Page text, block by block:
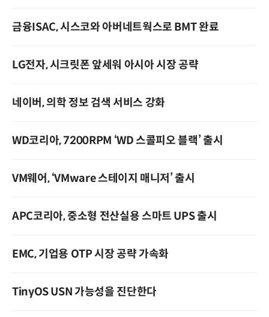
금융ISAC, 시스코와 아버네트웍스로 BMT 완료
LG전자, 시크릿폰 앞세워 아시아 시장 공략
네이버, 의학 정보 검색 서비스 강화
WD코리아, 7200RPM ‘WD 스콜피오 블랙’ 출시
VM웨어, ‘VMware 스테이지 매니저’ 출시
APC코리아, 중소형 전산실용 스마트 UPS 출시
EMC, 기업용 OTP 시장 공략 가속화
TinyOS USN 가능성을 진단한다